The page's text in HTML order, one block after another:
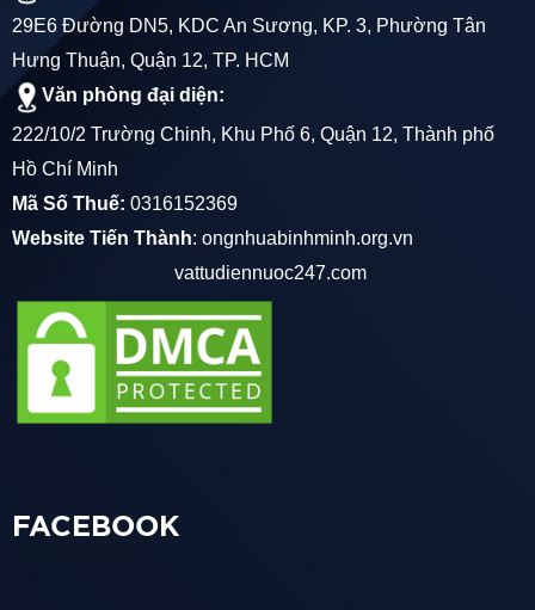
29E6 Đường DN5, KDC An Sương, KP. 3, Phường Tân
Hưng Thuận, Quận 12, TP. HCM
Văn phòng đại diện:
222/10/2 Trường Chinh, Khu Phố 6, Quận 12, Thành phố
Hồ Chí Minh
Mã Số Thuế: 0316152369
Website Tiến Thành: ongnhuabinhminh.org.vn
vattudiennuoc247.com
FACEBOOK